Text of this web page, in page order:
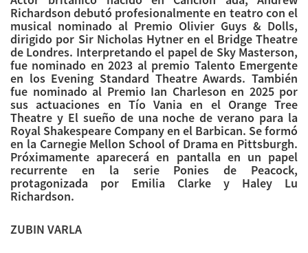
Richardson debutó profesionalmente en teatro con el
musical nominado al Premio Olivier Guys & Dolls,
dirigido por Sir Nicholas Hytner en el Bridge Theatre
de Londres. Interpretando el papel de Sky Masterson,
fue nominado en 2023 al premio Talento Emergente
en los Evening Standard Theatre Awards. También
fue nominado al Premio Ian Charleson en 2025 por
sus actuaciones en Tío Vania en el Orange Tree
Theatre y El sueño de una noche de verano para la
Royal Shakespeare Company en el Barbican. Se formó
en la Carnegie Mellon School of Drama en Pittsburgh.
Próximamente aparecerá en pantalla en un papel
recurrente en la serie Ponies de Peacock,
protagonizada por Emilia Clarke y Haley Lu
Richardson.
ZUBIN VARLA